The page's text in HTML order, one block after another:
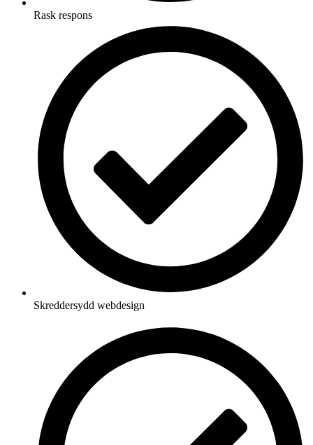
Rask respons
Skreddersydd webdesign